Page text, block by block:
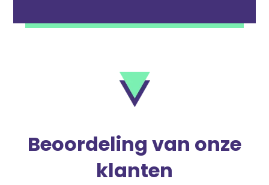
Beoordeling van onze
klanten